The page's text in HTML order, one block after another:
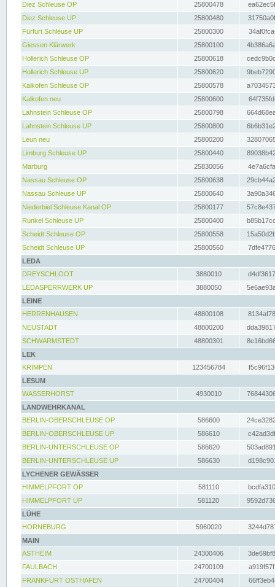
Diez Schleuse OP
25800478
Diez Schleuse UP
25800480
Fürfurt Schleuse UP
25800300
Giessen Klärwerk
25800100
Hollerich Schleuse OP
25800618
Hollerich Schleuse UP
25800620
Kalkofen Schleuse OP
25800578
Kalkofen neu
25800600
Lahnstein Schleuse OP
25800798
Lahnstein Schleuse UP
25800800
Leun neu
25800200
Limburg Schleuse UP
25800440
Marburg
25830056
Nassau Schleuse OP
25800638
Nassau Schleuse UP
25800640
Niederbiel Schleuse Kanal OP
25800177
Runkel Schleuse UP
25800400
Scheidt Schleuse OP
25800558
Scheidt Schleuse UP
25800560
LEDA
DREYSCHLOOT
3880010
LEDASPERRWERK UP
3880050
LEINE
HERRENHAUSEN
48800108
NEUSTADT
48800200
SCHWARMSTEDT
48800301
LEK
KRIMPEN
123456784
LESUM
WASSERHORST
4930010
LANDWEHRKANAL
BERLIN-OBERSCHLEUSE OP
586600
BERLIN-OBERSCHLEUSE UP
586610
BERLIN-UNTERSCHLEUSE OP
586620
BERLIN-UNTERSCHLEUSE UP
586630
LYCHENER GEWÄSSER
HIMMELPFORT OP
581110
HIMMELPFORT UP
581120
LÜHE
HORNEBURG
5960020
MAIN
ASTHEIM
24300406
FAULBACH
24700109
FRANKFURT OSTHAFEN
24700404